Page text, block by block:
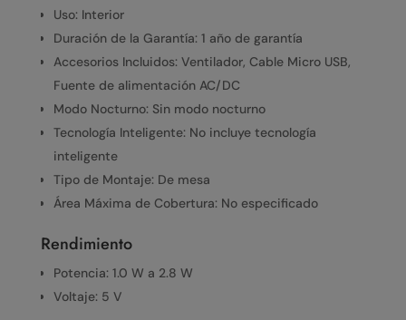
Uso: Interior
Duración de la Garantía: 1 año de garantía
Accesorios Incluidos: Ventilador, Cable Micro USB,
Fuente de alimentación AC/DC
Modo Nocturno: Sin modo nocturno
Tecnología Inteligente: No incluye tecnología
inteligente
Tipo de Montaje: De mesa
Área Máxima de Cobertura: No especificado
Rendimiento
Potencia: 1.0 W a 2.8 W
Voltaje: 5 V